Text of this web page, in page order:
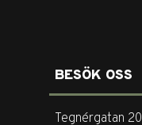
BESÖK OSS
Tegnérgatan 20